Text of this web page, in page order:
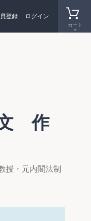
登録 ログイン
カート
文 作
授・元内閣法制